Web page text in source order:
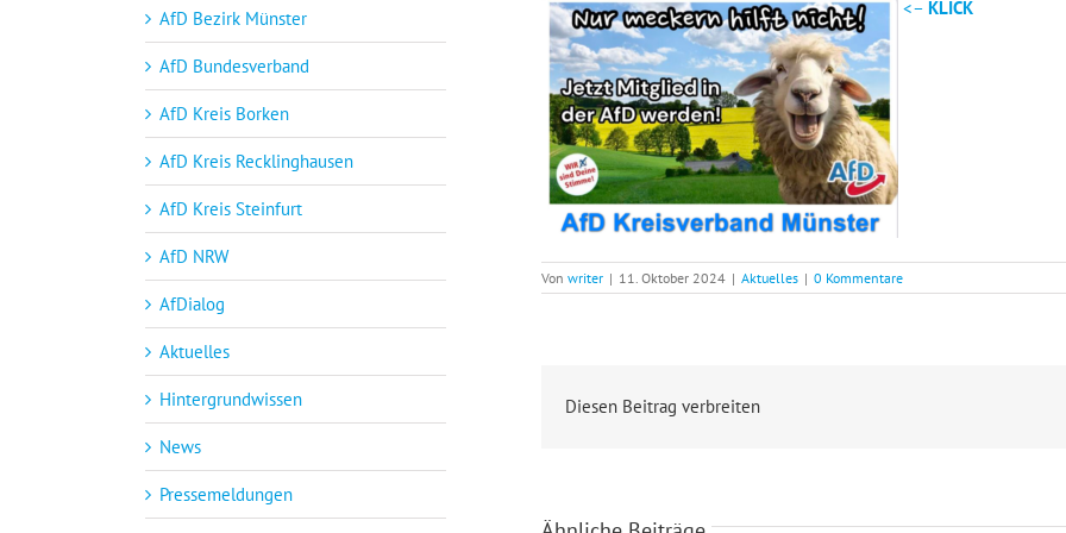
<– KLICK
Von writer | 11. Oktober 2024 | Aktuelles | 0 Kommentare
Diesen Beitrag verbreiten
AfD Bezirk Münster
AfD Bundesverband
AfD Kreis Borken
AfD Kreis Recklinghausen
AfD Kreis Steinfurt
AfD NRW
AfDialog
Aktuelles
Hintergrundwissen
News
Pressemeldungen